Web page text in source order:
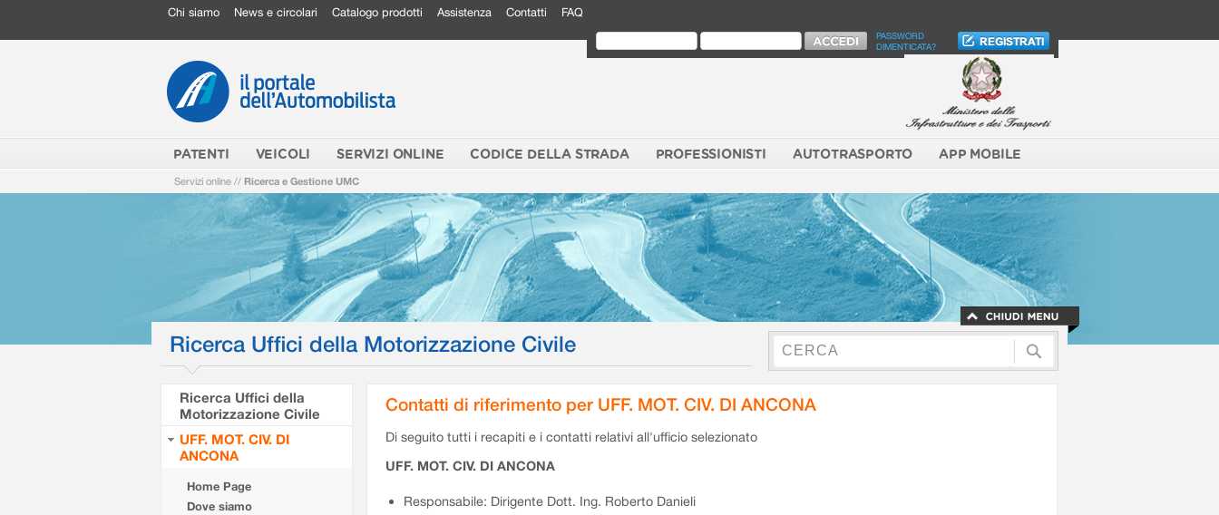
Chi siamo News e circolari Catalogo prodotti Assistenza Contatti FAQ
PASSWORD
DIMENTICATA?
PATENTI VEICOLI SERVIZI ONLINE CODICE DELLA STRADA PROFESSIONISTI AUTOTRASPORTO APP MOBILE
Servizi online // Ricerca e Gestione UMC
Ricerca Uffici della Motorizzazione Civile
Ricerca Uffici della
Motorizzazione Civile
UFF. MOT. CIV. DI
ANCONA
Home Page
Dove siamo
Contatti di riferimento per UFF. MOT. CIV. DI ANCONA
Di seguito tutti i recapiti e i contatti relativi all'ufficio selezionato
UFF. MOT. CIV. DI ANCONA
Responsabile: Dirigente Dott. Ing. Roberto Danieli